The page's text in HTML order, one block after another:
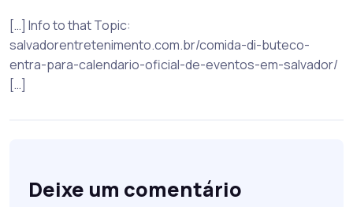
[…] Info to that Topic:
salvadorentretenimento.com.br/comida-di-buteco-
entra-para-calendario-oficial-de-eventos-em-salvador/
[…]
Deixe um comentário